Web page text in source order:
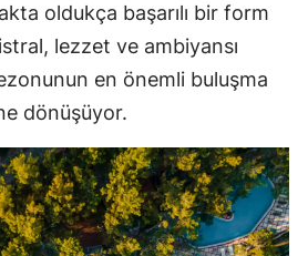
oldukça başarılı bir form
lezzet ve ambiyansı
en önemli buluşma
dönüşüyor.